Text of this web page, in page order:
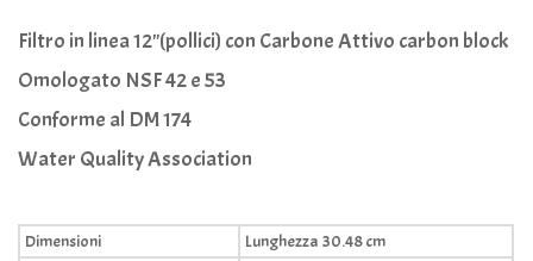
Filtro in linea 12"(pollici) con Carbone Attivo carbon block
Omologato NSF 42 e 53
Conforme al DM 174
Water Quality Association
Dimensioni
Lunghezza 30.48 cm